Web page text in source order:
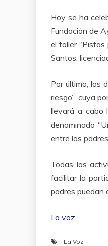
Hoy se ha
Fundación de
el taller
Santos,
Por último, los
riesgo”, cuya
llevará a cabo
denominado
entre los
Todas las
facilitar la
padres puedan
La voz
La Voz